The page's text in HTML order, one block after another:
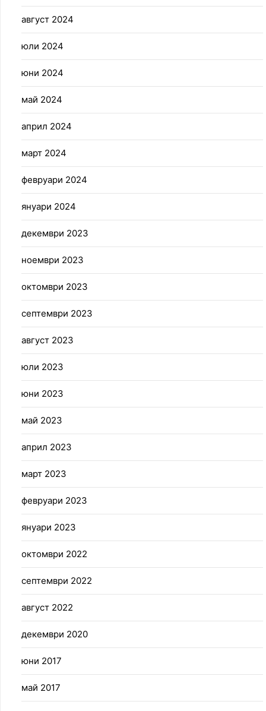
август 2024
юли 2024
юни 2024
май 2024
април 2024
март 2024
февруари 2024
януари 2024
декември 2023
ноември 2023
октомври 2023
септември 2023
август 2023
юли 2023
юни 2023
май 2023
април 2023
март 2023
февруари 2023
януари 2023
октомври 2022
септември 2022
август 2022
декември 2020
юни 2017
май 2017